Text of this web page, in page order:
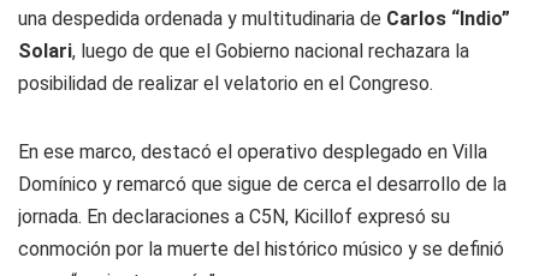
una despedida ordenada y multitudinaria de Carlos “Indio”
Solari, luego de que el Gobierno nacional rechazara la
posibilidad de realizar el velatorio en el Congreso.
En ese marco, destacó el operativo desplegado en Villa
Domínico y remarcó que sigue de cerca el desarrollo de la
jornada. En declaraciones a C5N, Kicillof expresó su
conmoción por la muerte del histórico músico y se definió